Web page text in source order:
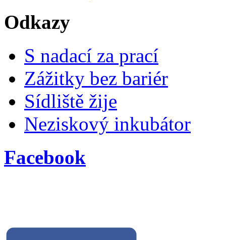
Odkazy
S nadací za prací
Zážitky bez bariér
Sídliště žije
Neziskový inkubátor
Facebook